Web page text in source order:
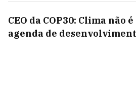
CEO da COP30: Clima não
agenda de